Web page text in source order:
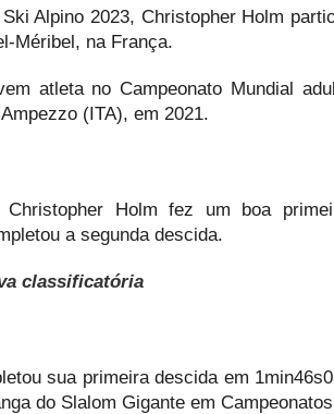
Alpino 2023, Christopher Holm
Méribel, na França.
atleta no Campeonato Mundial
(ITA), em 2021.
Holm fez um boa
a segunda descida.
classificatória
sua primeira descida em
do Slalom Gigante em